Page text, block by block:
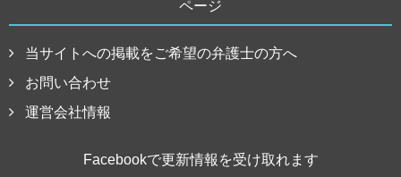
ページ
当サイトへの掲載をご希望の弁護士の方へ
お問い合わせ
運営会社情報
Facebookで更新情報を受け取れます